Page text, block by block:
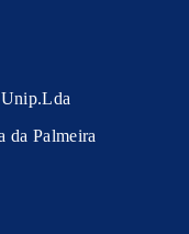
da Palmeira